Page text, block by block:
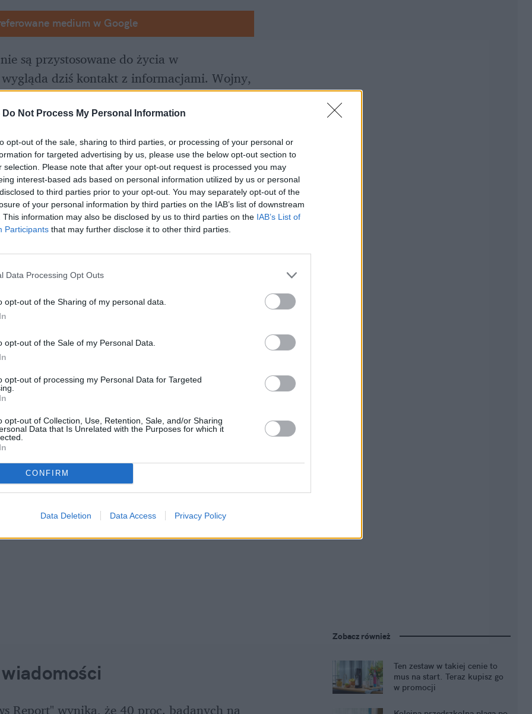
Do Not Process My Personal Information
opt-out of the sale, sharing to third parties, or processing of your personal or
for targeted advertising by us, please use the below opt-out section to
selection. Please note that after your opt-out request is processed you may
interest-based ads based on personal information utilized by us or personal
to third parties prior to your opt-out. You may separately opt-out of the
of your personal information by third parties on the IAB’s list of downstream
This information may also be disclosed by us to third parties on the IAB’s List of
Participants that may further disclose it to other third parties.
Data Processing Opt Outs
opt-out of the Sharing of my personal data.
opt-out of the Sale of my Personal Data.
opt-out of processing my Personal Data for Targeted
opt-out of Collection, Use, Retention, Sale, and/or Sharing
Data that Is Unrelated with the Purposes for which it
CONFIRM
Data Deletion Data Access Privacy Policy
medium w Google
są przystosowane do życia w
dziś kontakt z informacjami. Wojny,
naraz. Często jeszcze przed
się wręcz, iż nowoczesność zjada nasz
przystosować.
Report" wynika, że 40 proc. badanych na
Zobacz również
Ten zestaw w takiej cenie to
mus na start. Teraz kupisz go
w promocji